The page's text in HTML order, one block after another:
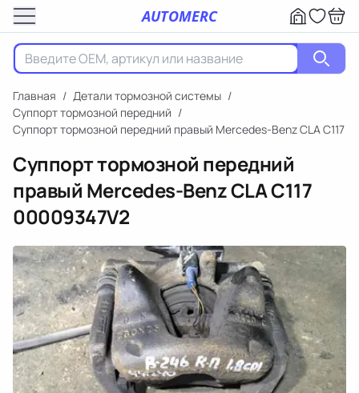
AUTOMERC
Главная / Детали тормозной системы /
Суппорт тормозной передний /
Суппорт тормозной передний правый Mercedes-Benz CLA C117
Суппорт тормозной передний
правый Mercedes-Benz CLA C117
00009347V2